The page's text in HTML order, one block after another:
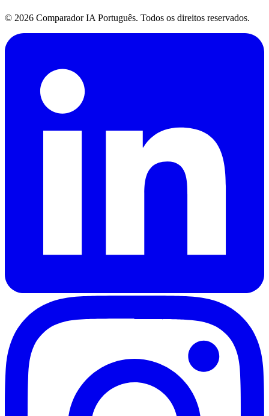
© 2026 Comparador IA Português. Todos os direitos reservados.